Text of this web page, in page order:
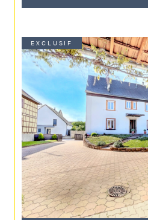
EXCLUSIF